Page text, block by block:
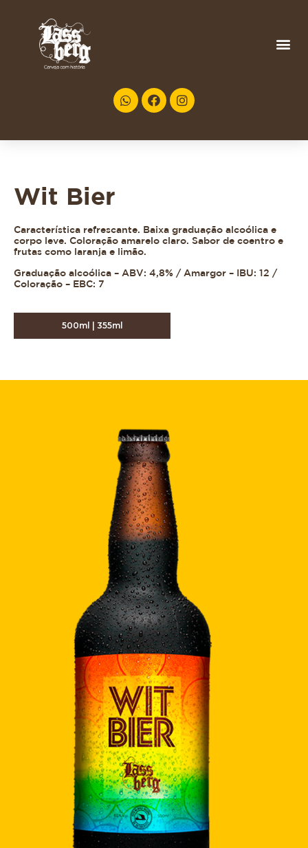
Wit Bier
Característica refrescante. Baixa graduação alcoólica e
corpo leve. Coloração amarelo claro. Sabor de coentro e
frutas como laranja e limão.
Graduação alcoólica – ABV: 4,8% / Amargor – IBU: 12 /
Coloração – EBC: 7
500ml | 355ml